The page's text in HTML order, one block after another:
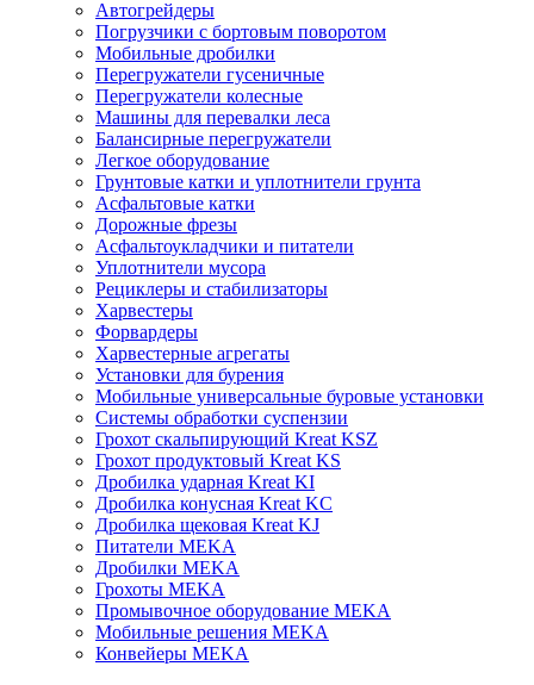
Автогрейдеры
Погрузчики с бортовым поворотом
Мобильные дробилки
Перегружатели гусеничные
Перегружатели колесные
Машины для перевалки леса
Балансирные перегружатели
Легкое оборудование
Грунтовые катки и уплотнители грунта
Асфальтовые катки
Дорожные фрезы
Асфальтоукладчики и питатели
Уплотнители мусора
Рециклеры и стабилизаторы
Харвестеры
Форвардеры
Харвестерные агрегаты
Установки для бурения
Мобильные универсальные буровые установки
Системы обработки суспензии
Грохот скальпирующий Kreat KSZ
Грохот продуктовый Kreat KS
Дробилка ударная Kreat KI
Дробилка конусная Kreat KC
Дробилка щековая Kreat KJ
Питатели MEKA
Дробилки MEKA
Грохоты MEKA
Промывочное оборудование MEKA
Мобильные решения MEKA
Конвейеры MEKA